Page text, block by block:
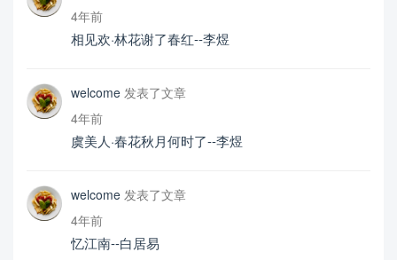
4年前
相见欢·林花谢了春红--李煜
welcome 发表了文章
4年前
虞美人·春花秋月何时了--李煜
welcome 发表了文章
4年前
忆江南--白居易